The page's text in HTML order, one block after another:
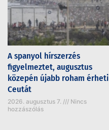
A spanyol hírszerzés
figyelmeztet, augusztus
közepén újabb roham érheti
Ceutát
2026. augusztus 7.
Nincs
hozzászólás